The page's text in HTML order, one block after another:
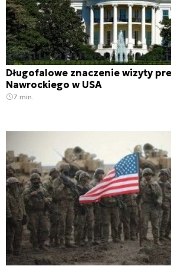
Długofalowe znaczenie wizyty
Nawrockiego w USA
7 min.